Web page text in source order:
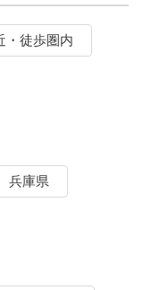
・徒歩圏内
兵庫県